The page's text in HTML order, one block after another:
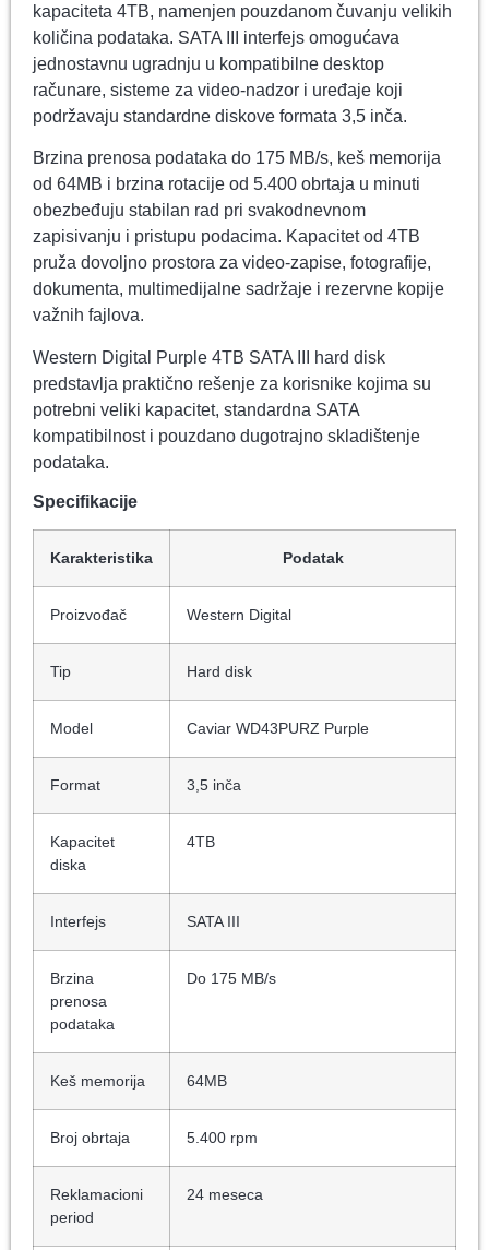
kapaciteta 4TB, namenjen pouzdanom čuvanju velikih
količina podataka. SATA III interfejs omogućava
jednostavnu ugradnju u kompatibilne desktop
računare, sisteme za video-nadzor i uređaje koji
podržavaju standardne diskove formata 3,5 inča.
Brzina prenosa podataka do 175 MB/s, keš memorija
od 64MB i brzina rotacije od 5.400 obrtaja u minuti
obezbeđuju stabilan rad pri svakodnevnom
zapisivanju i pristupu podacima. Kapacitet od 4TB
pruža dovoljno prostora za video-zapise, fotografije,
dokumenta, multimedijalne sadržaje i rezervne kopije
važnih fajlova.
Western Digital Purple 4TB SATA III hard disk
predstavlja praktično rešenje za korisnike kojima su
potrebni veliki kapacitet, standardna SATA
kompatibilnost i pouzdano dugotrajno skladištenje
podataka.
Specifikacije
Karakteristika Podatak
Proizvođač Western Digital
Tip Hard disk
Model Caviar WD43PURZ Purple
Format 3,5 inča
Kapacitet
diska
4TB
Interfejs SATA III
Brzina
prenosa
podataka
Do 175 MB/s
Keš memorija 64MB
Broj obrtaja 5.400 rpm
Reklamacioni
period
24 meseca